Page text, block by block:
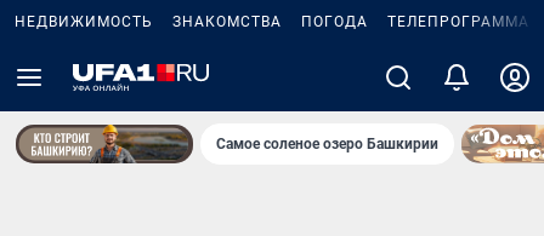
НЕДВИЖИМОСТЬ ЗНАКОМСТВА ПОГОДА ТЕЛЕПРОГРАММА
Самое соленое озеро Башкирии